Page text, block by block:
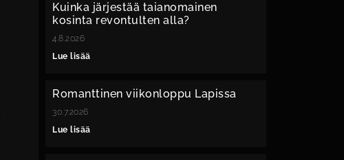
Kuinka järjestää taianomainen
kosinta revontulten alla?
4.8.2026
Lue lisää
Romanttinen viikonloppu Lapissa
30.7.2026
Lue lisää